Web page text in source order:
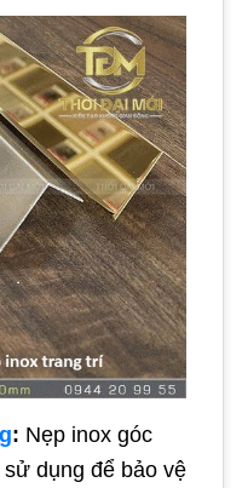
: Nẹp inox góc
dụng để bảo vệ